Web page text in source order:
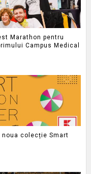
Marathon pentru
Campus Medical
colecție Smart